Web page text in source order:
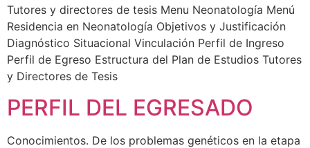
Tutores y directores de tesis Menu Neonatología Menú
Residencia en Neonatología Objetivos y Justificación
Diagnóstico Situacional Vinculación Perfil de Ingreso
Perfil de Egreso Estructura del Plan de Estudios Tutores
y Directores de Tesis
PERFIL DEL EGRESADO
Conocimientos. De los problemas genéticos en la etapa